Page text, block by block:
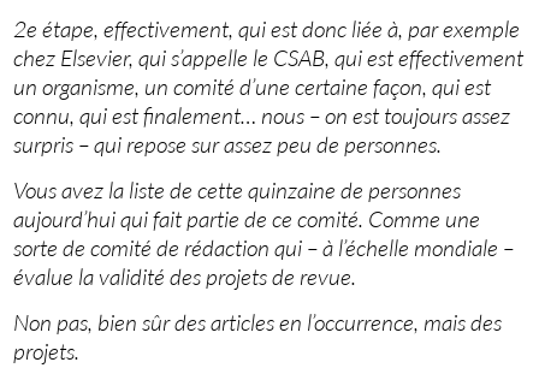
2e étape, effectivement, qui est donc liée à, par exemple
chez Elsevier, qui s’appelle le CSAB, qui est effectivement
un organisme, un comité d’une certaine façon, qui est
connu, qui est finalement… nous – on est toujours assez
surpris – qui repose sur assez peu de personnes.
Vous avez la liste de cette quinzaine de personnes
aujourd’hui qui fait partie de ce comité. Comme une
sorte de comité de rédaction qui – à l’échelle mondiale –
évalue la validité des projets de revue.
Non pas, bien sûr des articles en l’occurrence, mais des
projets.